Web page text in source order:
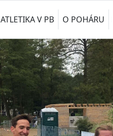
ATLETIKA V PB O POHÁRU